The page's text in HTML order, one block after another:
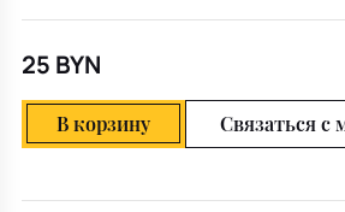
25 BYN
В корзину Связаться с